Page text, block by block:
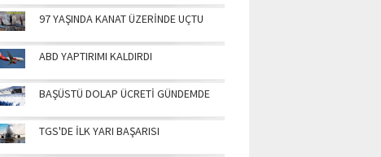
97 YAŞINDA KANAT ÜZERİNDE UÇTU
ABD YAPTIRIMI KALDIRDI
BAŞÜSTÜ DOLAP ÜCRETİ GÜNDEMDE
TGS'DE İLK YARI BAŞARISI